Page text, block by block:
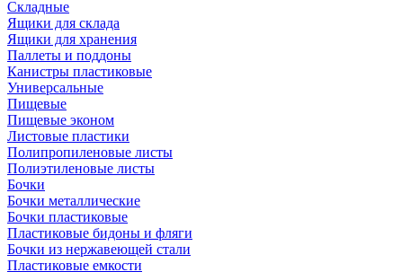
Складные
Ящики для склада
Ящики для хранения
Паллеты и поддоны
Канистры пластиковые
Универсальные
Пищевые
Пищевые эконом
Листовые пластики
Полипропиленовые листы
Полиэтиленовые листы
Бочки
Бочки металлические
Бочки пластиковые
Пластиковые бидоны и фляги
Бочки из нержавеющей стали
Пластиковые емкости